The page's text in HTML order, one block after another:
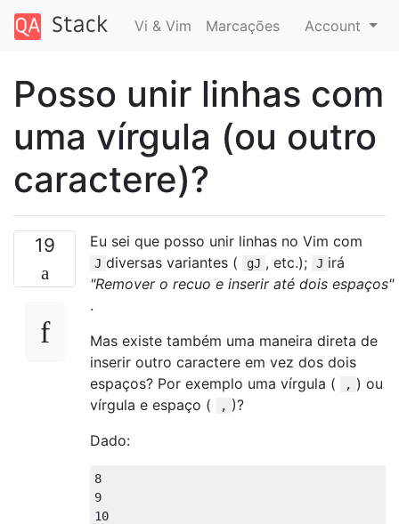
Vi & Vim Marcações Account
Posso unir linhas com
uma vírgula (ou outro
caractere)?
19 Eu sei que posso unir linhas no Vim com
J diversas variantes ( gJ , etc.); J irá
"Remover o recuo e inserir até dois espaços"
.
Mas existe também uma maneira direta de
inserir outro caractere em vez dos dois
espaços? Por exemplo uma vírgula (
, ) ou
vírgula e espaço (
, )?
Dado:
8
9
10